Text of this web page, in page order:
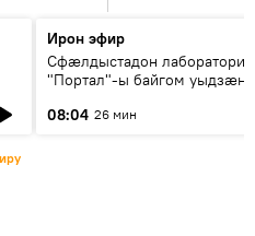
Ирон эфир
Сфæлдыстадон лаборатори
"Портал"-ы байгом уыдзæн
Æхсары куыстыты равдыст
08:04 26 мин